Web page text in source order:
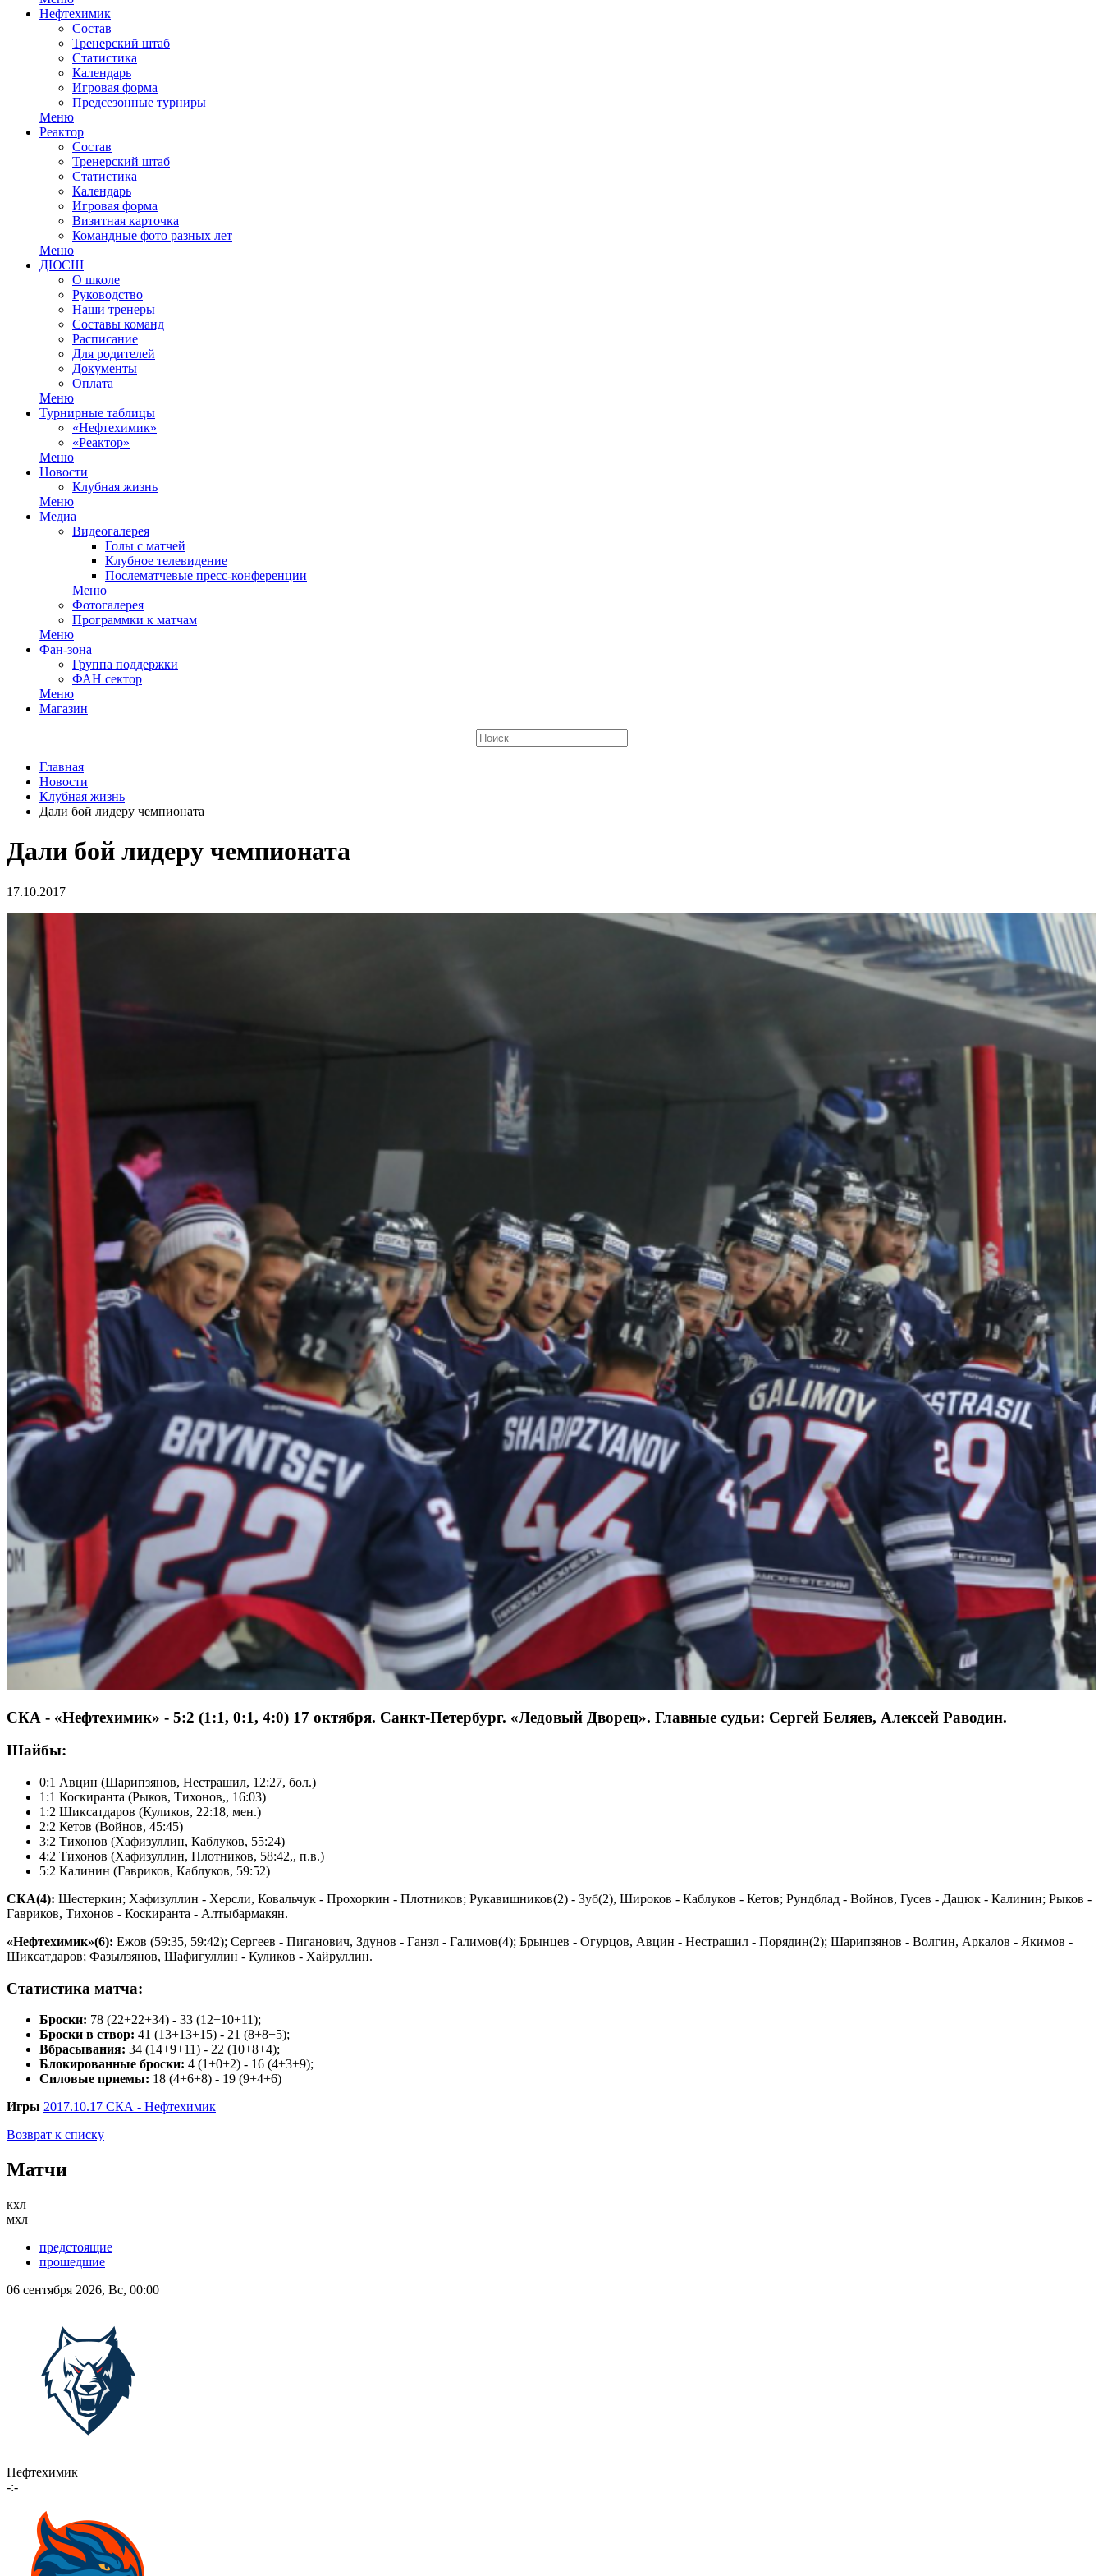
Нефтехимик
Состав
Тренерский штаб
Статистика
Календарь
Игровая форма
Предсезонные турниры
Меню
Реактор
Состав
Тренерский штаб
Статистика
Календарь
Игровая форма
Визитная карточка
Командные фото разных лет
Меню
ДЮСШ
О школе
Руководство
Наши тренеры
Составы команд
Расписание
Для родителей
Документы
Оплата
Меню
Турнирные таблицы
«Нефтехимик»
«Реактор»
Меню
Новости
Клубная жизнь
Меню
Медиа
Видеогалерея
Голы с матчей
Клубное телевидение
Послематчевые пресс-конференции
Меню
Фотогалерея
Программки к матчам
Меню
Фан-зона
Группа поддержки
ФАН сектор
Меню
Магазин
Главная
Новости
Клубная жизнь
Дали бой лидеру чемпионата
Дали бой лидеру чемпионата
17.10.2017
CКА - «Нефтехимик» - 5:2 (1:1, 0:1, 4:0) 17 октября. Санкт-Петербург. «Ледовый Дворец». Главные судьи: Сергей Беляев, Алексей Раводин.
Шайбы:
0:1 Авцин (Шарипзянов, Нестрашил, 12:27, бол.)
1:1 Коскиранта (Рыков, Тихонов,, 16:03)
1:2 Шиксатдаров (Куликов, 22:18, мен.)
2:2 Кетов (Войнов, 45:45)
3:2 Тихонов (Хафизуллин, Каблуков, 55:24)
4:2 Тихонов (Хафизуллин, Плотников, 58:42,, п.в.)
5:2 Калинин (Гавриков, Каблуков, 59:52)
СКА(4): Шестеркин; Хафизуллин - Херсли, Ковальчук - Прохоркин - Плотников; Рукавишников(2) - Зуб(2), Широков - Каблуков - Кетов; Рундблад - Войнов, Гусев - Дацюк - Калинин; Рыков -
Гавриков, Тихонов - Коскиранта - Алтыбармакян.
«Нефтехимик»(6): Ежов (59:35, 59:42); Сергеев - Пиганович, Здунов - Ганзл - Галимов(4); Брынцев - Огурцов, Авцин - Нестрашил - Порядин(2); Шарипзянов - Волгин, Аркалов - Якимов -
Шиксатдаров; Фазылзянов, Шафигуллин - Куликов - Хайруллин.
Статистика матча:
Броски: 78 (22+22+34) - 33 (12+10+11);
Броски в створ: 41 (13+13+15) - 21 (8+8+5);
Вбрасывания: 34 (14+9+11) - 22 (10+8+4);
Блокированные броски: 4 (1+0+2) - 16 (4+3+9);
Силовые приемы: 18 (4+6+8) - 19 (9+4+6)
Игры 2017.10.17 СКА - Нефтехимик
Возврат к списку
Матчи
кхл
мхл
предстоящие
прошедшие
06 сентября 2026, Вс, 00:00
Нефтехимик
-:-